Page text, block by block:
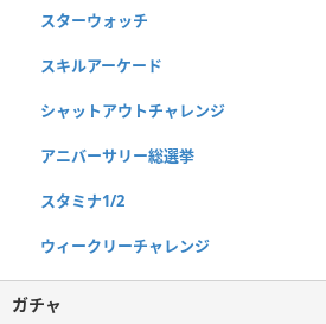
スターウォッチ
スキルアーケード
シャットアウトチャレンジ
アニバーサリー総選挙
スタミナ1/2
ウィークリーチャレンジ
ガチャ